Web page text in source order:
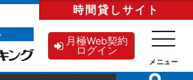
時間貸しサイト
月極Web契約
ログイン